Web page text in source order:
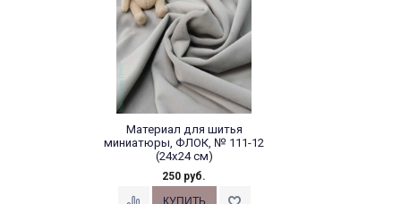
Материал для шитья
миниатюры, ФЛОК, № 111-12
(24х24 см)
250 руб.